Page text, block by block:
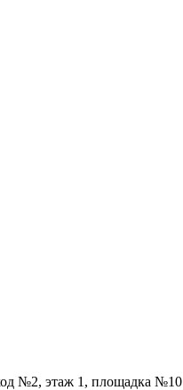
№2, этаж 1, площадка №10